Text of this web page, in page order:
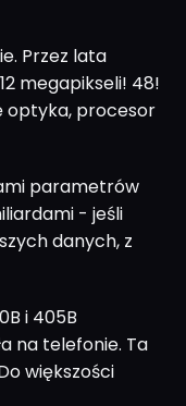
Przez lata
megapikseli! 48!
optyka, procesor
parametrów
- jeśli
danych, z
i 405B
na telefonie. Ta
większości